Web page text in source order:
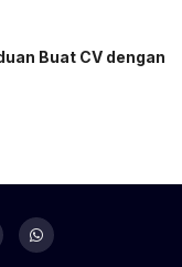
Buat CV dengan